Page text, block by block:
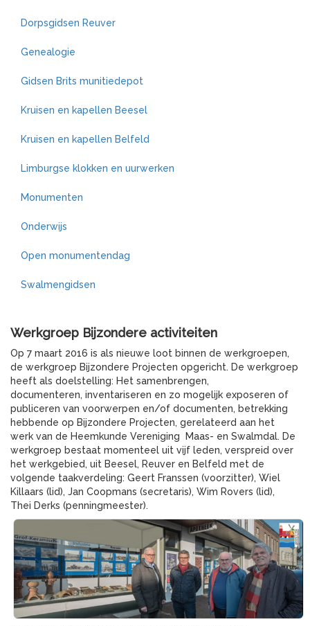
Dorpsgidsen Reuver
Genealogie
Gidsen Brits munitiedepot
Kruisen en kapellen Beesel
Kruisen en kapellen Belfeld
Limburgse klokken en uurwerken
Monumenten
Onderwijs
Open monumentendag
Swalmengidsen
Werkgroep Bijzondere activiteiten
Op 7 maart 2016 is als nieuwe loot binnen de werkgroepen,
de werkgroep Bijzondere Projecten opgericht. De werkgroep
heeft als doelstelling: Het samenbrengen,
documenteren, inventariseren en zo mogelijk exposeren of
publiceren van voorwerpen en/of documenten, betrekking
hebbende op Bijzondere Projecten, gerelateerd aan het
werk van de Heemkunde Vereniging Maas- en Swalmdal. De
werkgroep bestaat momenteel uit vijf leden, verspreid over
het werkgebied, uit Beesel, Reuver en Belfeld met de
volgende taakverdeling: Geert Franssen (voorzitter), Wiel
Killaars (lid), Jan Coopmans (secretaris), Wim Rovers (lid),
Thei Derks (penningmeester).